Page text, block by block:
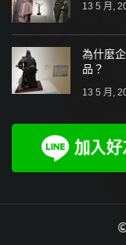
13 5 月,
為什麼
品？
13 5 月,